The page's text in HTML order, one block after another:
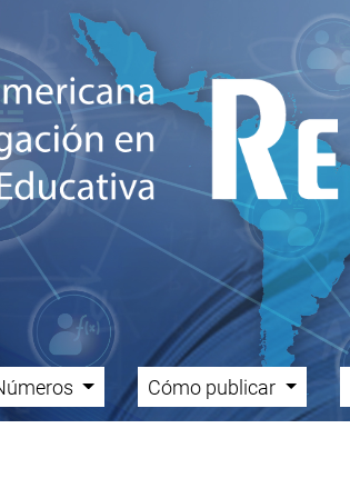
Cómo publicar